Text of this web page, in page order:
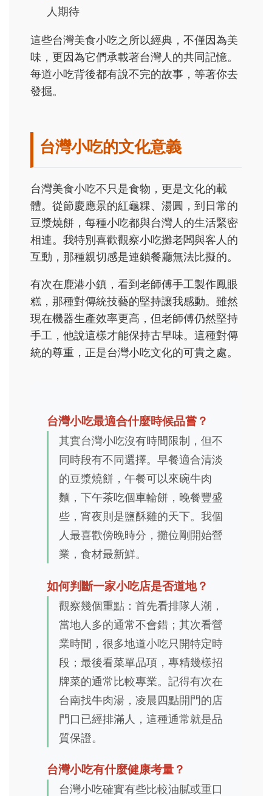
人期待
這些台灣美食小吃之所以經典，不僅因為美
味，更因為它們承載著台灣人的共同記憶。
每道小吃背後都有說不完的故事，等著你去
發掘。
台灣小吃的文化意義
台灣美食小吃不只是食物，更是文化的載
體。從節慶應景的紅龜粿、湯圓，到日常的
豆漿燒餅，每種小吃都與台灣人的生活緊密
相連。我特別喜歡觀察小吃攤老闆與客人的
互動，那種親切感是連鎖餐廳無法比擬的。
有次在鹿港小鎮，看到老師傅手工製作鳳眼
糕，那種對傳統技藝的堅持讓我感動。雖然
現在機器生產效率更高，但老師傅仍然堅持
手工，他說這樣才能保持古早味。這種對傳
統的尊重，正是台灣小吃文化的可貴之處。
台灣小吃最適合什麼時候品嘗？
其實台灣小吃沒有時間限制，但不
同時段有不同選擇。早餐適合清淡
的豆漿燒餅，午餐可以來碗牛肉
麵，下午茶吃個車輪餅，晚餐豐盛
些，宵夜則是鹽酥雞的天下。我個
人最喜歡傍晚時分，攤位剛開始營
業，食材最新鮮。
如何判斷一家小吃店是否道地？
觀察幾個重點：首先看排隊人潮，
當地人多的通常不會錯；其次看營
業時間，很多地道小吃只開特定時
段；最後看菜單品項，專精幾樣招
牌菜的通常比較專業。記得有次在
台南找牛肉湯，凌晨四點開門的店
門口已經排滿人，這種通常就是品
質保證。
台灣小吃有什麼健康考量？
台灣小吃確實有些比較油膩或重口